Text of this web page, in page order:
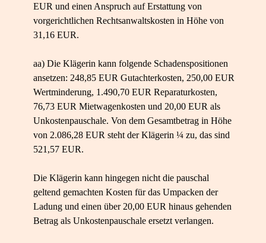
EUR und einen Anspruch auf Erstattung von
vorgerichtlichen Rechtsanwaltskosten in Höhe von
31,16 EUR.
aa) Die Klägerin kann folgende Schadenspositionen
ansetzen: 248,85 EUR Gutachterkosten, 250,00 EUR
Wertminderung, 1.490,70 EUR Reparaturkosten,
76,73 EUR Mietwagenkosten und 20,00 EUR als
Unkostenpauschale. Von dem Gesamtbetrag in Höhe
von 2.086,28 EUR steht der Klägerin ¼ zu, das sind
521,57 EUR.
Die Klägerin kann hingegen nicht die pauschal
geltend gemachten Kosten für das Umpacken der
Ladung und einen über 20,00 EUR hinaus gehenden
Betrag als Unkostenpauschale ersetzt verlangen.